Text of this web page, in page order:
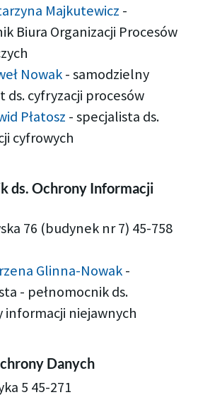
Majkutewicz -
Biura Organizacji Procesów
Nowak-samodzielny
ds. cyfryzacji procesów
Płatosz -specjalista ds.
cyfrowych
ds. Ochrony Informacji
76 (budynek nr 7) 45-758
Glinna-Nowak-
- pełnomocnik ds.
informacji niejawnych
Danych
5 45-271